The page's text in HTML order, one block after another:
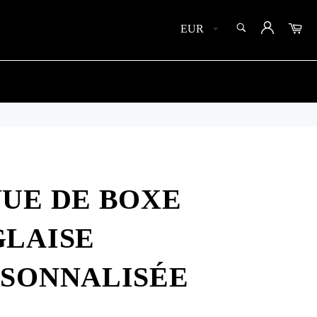
SEARCH
Search
DE BOXE